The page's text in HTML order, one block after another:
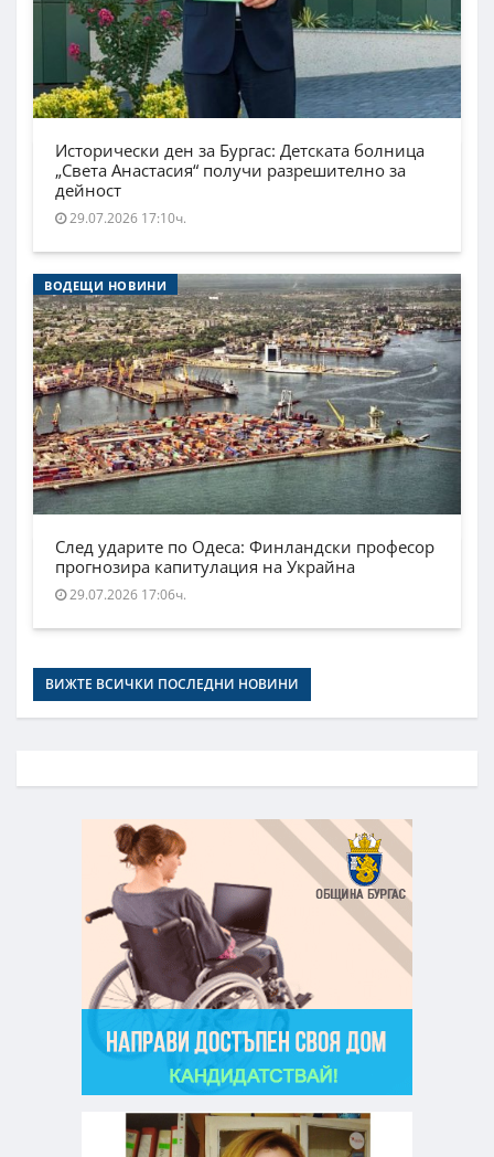
Исторически ден за Бургас: Детската болница
„Света Анастасия“ получи разрешително за
дейност
29.07.2026 17:10ч.
ВОДЕЩИ НОВИНИ
След ударите по Одеса: Финландски професор
прогнозира капитулация на Украйна
29.07.2026 17:06ч.
ВИЖТЕ ВСИЧКИ ПОСЛЕДНИ НОВИНИ